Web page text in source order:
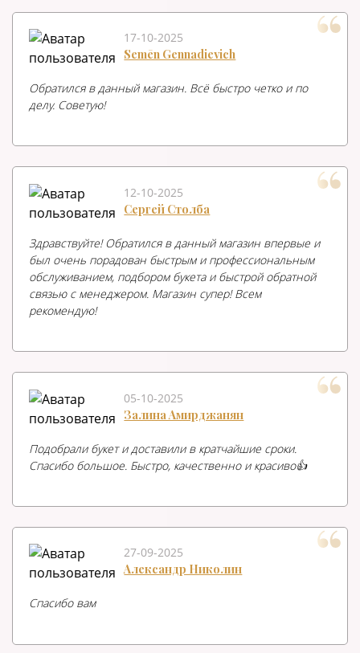
17-10-2025
Semēn Gennadievich
Обратился в данный магазин. Всё быстро четко и по
делу. Советую!
12-10-2025
Сергей Столба
Здравствуйте! Обратился в данный магазин впервые и
был очень порадован быстрым и профессиональным
обслуживанием, подбором букета и быстрой обратной
связью с менеджером. Магазин супер! Всем
рекомендую!
05-10-2025
Залина Амирджанян
Подобрали букет и доставили в кратчайшие сроки.
Спасибо большое. Быстро, качественно и красиво👍
27-09-2025
Александр Николин
Спасибо вам